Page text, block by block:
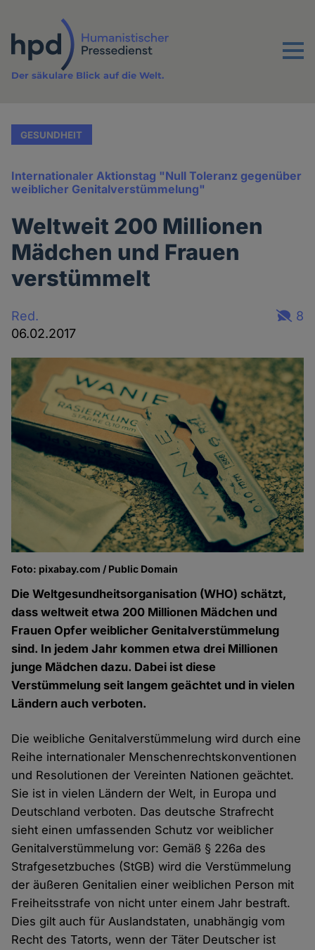
Inhalt
Menu
Der säkulare Blick auf die Welt.
GESUNDHEIT
Internationaler Aktionstag "Null Toleranz gegenüber
weiblicher Genitalverstümmelung"
Weltweit 200 Millionen
Mädchen und Frauen
verstümmelt
Red.
06.02.2017
8
Foto: pixabay.com / Public Domain
Die Weltgesundheitsorganisation (WHO) schätzt,
dass weltweit etwa 200 Millionen Mädchen und
Frauen Opfer weiblicher Genitalverstümmelung
sind. In jedem Jahr kommen etwa drei Millionen
junge Mädchen dazu. Dabei ist diese
Verstümmelung seit langem geächtet und in vielen
Ländern auch verboten.
Die weibliche Genitalverstümmelung wird durch eine
Reihe internationaler Menschenrechtskonventionen
und Resolutionen der Vereinten Nationen geächtet.
Sie ist in vielen Ländern der Welt, in Europa und
Deutschland verboten. Das deutsche Strafrecht
sieht einen umfassenden Schutz vor weiblicher
Genitalverstümmelung vor: Gemäß § 226a des
Strafgesetzbuches (StGB) wird die Verstümmelung
der äußeren Genitalien einer weiblichen Person mit
Freiheitsstrafe von nicht unter einem Jahr bestraft.
Dies gilt auch für Auslandstaten, unabhängig vom
Recht des Tatorts, wenn der Täter Deutscher ist